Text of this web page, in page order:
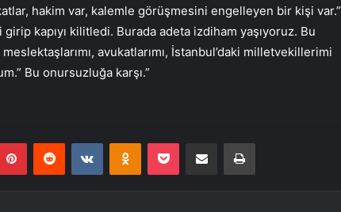
hakim var, kalemle görüşmesini engelleyen bir kişi var.”
kapıyı kilitledi. Burada adeta izdiham yaşıyoruz. Bu
avukatlarımı, İstanbul’daki milletvekillerimi
Bu onursuzluğa karşı.”
PinterestReddit VKontakteOdnoklassniki
Pocket E-Posta ile paylaş Yazdır